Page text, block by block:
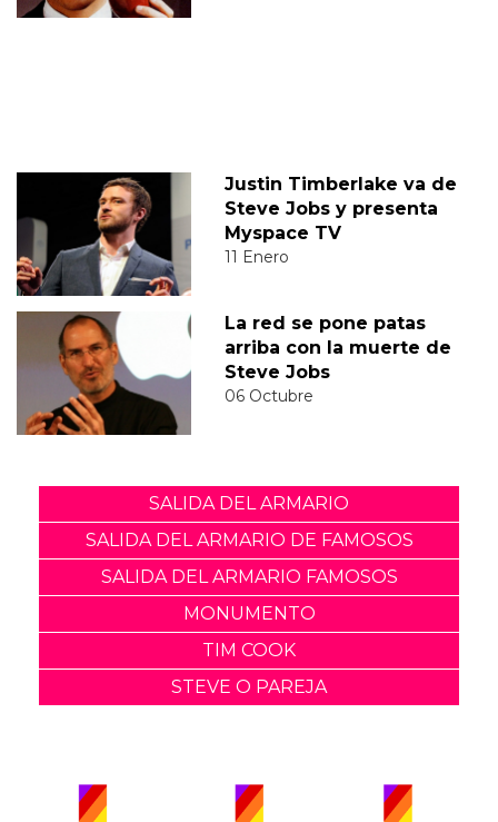
Justin Timberlake va de
Steve Jobs y presenta
Myspace TV
11 Enero
La red se pone patas
arriba con la muerte de
Steve Jobs
06 Octubre
SALIDA DEL ARMARIO
SALIDA DEL ARMARIO DE FAMOSOS
SALIDA DEL ARMARIO FAMOSOS
MONUMENTO
TIM COOK
STEVE O PAREJA